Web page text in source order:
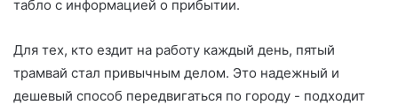
табло с информацией о прибытии.
Для тех, кто ездит на работу каждый день, пятый
трамвай стал привычным делом. Это надежный и
дешевый способ передвигаться по городу - подходит